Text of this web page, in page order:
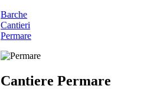
Barche
Cantieri
Permare
Cantiere Permare